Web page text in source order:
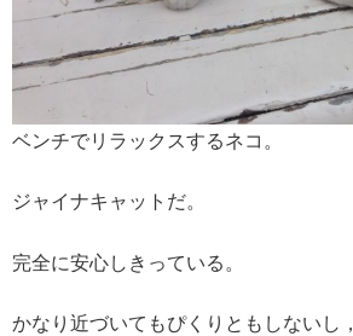
ベンチでリラックスするネコ。
ジャイナキャットだ。
完全に安心しきっている。
かなり近づいてもぴくりともしないし，